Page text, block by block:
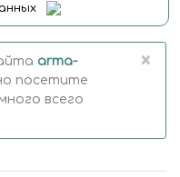
arma-
посетите
всего
×